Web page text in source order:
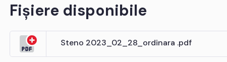
Fișiere disponibile
Steno 2023_02_28_ordinara .pdf